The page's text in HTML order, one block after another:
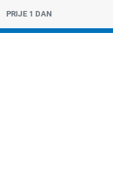
PRIJE 1 DAN